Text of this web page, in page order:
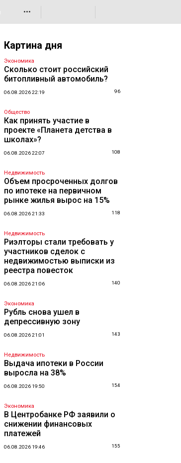
•••
Картина дня
Экономика
Сколько стоит российский
битопливный автомобиль?
06.08.2026 22:19 96
Общество
Как принять участие в
проекте «Планета детства в
школах»?
06.08.2026 22:07 108
Недвижимость
Объем просроченных долгов
по ипотеке на первичном
рынке жилья вырос на 15%
06.08.2026 21:33 118
Недвижимость
Риэлторы стали требовать у
участников сделок с
недвижимостью выписки из
реестра повесток
06.08.2026 21:06 140
Экономика
Рубль снова ушел в
депрессивную зону
06.08.2026 21:01 143
Недвижимость
Выдача ипотеки в России
выросла на 38%
06.08.2026 19:50 154
Экономика
В Центробанке РФ заявили о
снижении финансовых
платежей
06.08.2026 19:46 155